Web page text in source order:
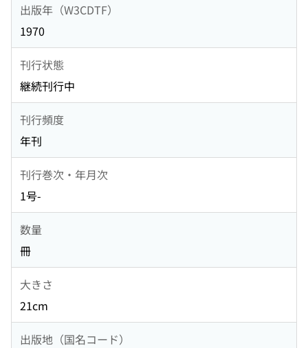
出版年（W3CDTF）
1970
刊行状態
継続刊行中
刊行頻度
年刊
刊行巻次・年月次
1号-
数量
冊
大きさ
21cm
出版地（国名コード）